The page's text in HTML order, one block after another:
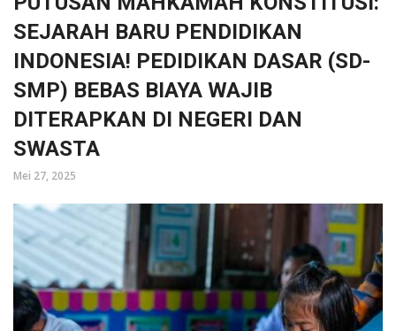
SEJARAH BARU PENDIDIKAN
INDONESIA! PEDIDIKAN DASAR (SD-
SMP) BEBAS BIAYA WAJIB
DITERAPKAN DI NEGERI DAN
SWASTA
Mei 27, 2025